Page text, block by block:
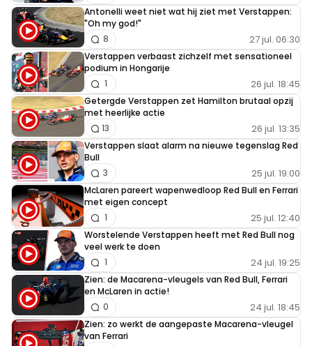
schrijver van dit artikel. Misschien heeft hij ergens
anders iets in die richting gezegd.
Dit bericht is aangepast op:31-07
Factchecker
31 juli 2022 23:54
CdV33 misschien eens andere berichten op deze site
lezen. Een paar dagen geleden werd er nog uitgelegd
dat Leclerc zelf een fout maakt. Met zelfs een
toelichting van een kenner, een oud engineer meen ik,
op dit forum die de fout van Leclerc heel duidelijk
uitlegde.
af-fr#93650
3 augustus 2022 12:05
precies jij zit niet in die auto,maar je denkt wel dat je
erover mee kan praten, terwijlk je nooit in een F1
wagen of racewagen hebt gezeten,en niet eens weet
Antonelli weet niet wat hij ziet met Verstappen:
"Oh my god!"
27 jul. 06:30
8
Verstappen verbaast zichzelf met sensationeel
podium in Hongarije
26 jul. 18:45
1
Getergde Verstappen zet Hamilton brutaal opzij
met heerlijke actie
26 jul. 13:35
13
Verstappen slaat alarm na nieuwe tegenslag Red
Bull
25 jul. 19:00
3
McLaren pareert wapenwedloop Red Bull en Ferrari
met eigen concept
25 jul. 12:40
1
Worstelende Verstappen heeft met Red Bull nog
veel werk te doen
24 jul. 19:25
1
Zien: de Macarena-vleugels van Red Bull, Ferrari
en McLaren in actie!
24 jul. 18:45
0
Zien: zo werkt de aangepaste Macarena-vleugel
van Ferrari